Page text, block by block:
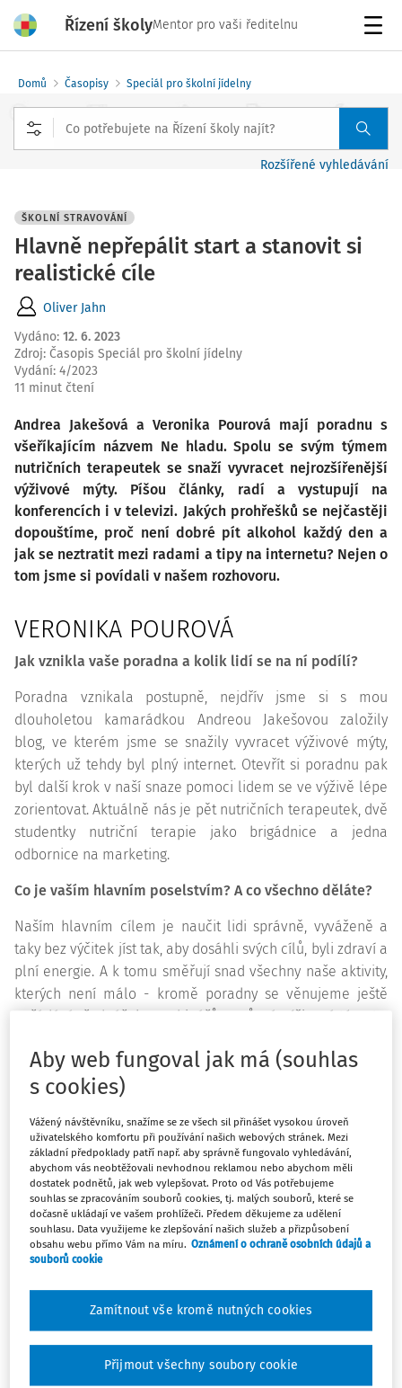
Řízení školyMentor pro vaši ředitelnu
Domů Časopisy Speciál pro školní jídelny
Rozšířené vyhledávání
ŠKOLNÍ STRAVOVÁNÍ
Hlavně nepřepálit start a stanovit si
realistické cíle
Oliver Jahn
Vydáno: 12. 6. 2023
Zdroj: Časopis Speciál pro školní jídelny
Vydání: 4/2023
11 minut čtení
Andrea Jakešová a Veronika Pourová mají poradnu s
všeříkajícím názvem Ne hladu. Spolu se svým týmem
nutričních terapeutek se snaží vyvracet nejrozšířenější
výživové mýty. Píšou články, radí a vystupují na
konferencích i v televizi. Jakých prohřešků se nejčastěji
dopouštíme, proč není dobré pít alkohol každý den a
jak se neztratit mezi radami a tipy na internetu? Nejen o
tom jsme si povídali v našem rozhovoru.
VERONIKA POUROVÁ
Jak vznikla vaše poradna a kolik lidí se na ní podílí?
Poradna vznikala postupně, nejdřív jsme si s mou
dlouholetou kamarádkou Andreou Jakešovou založily
blog, ve kterém jsme se snažily vyvracet výživové mýty,
kterých už tehdy byl plný internet. Otevřít si poradnu pak
byl další krok v naší snaze pomoci lidem se ve výživě lépe
zorientovat. Aktuálně nás je pět nutričních terapeutek, dvě
studentky nutriční terapie jako brigádnice a jedna
odbornice na marketing.
Co je vaším hlavním poselstvím? A co všechno děláte?
Naším hlavním cílem je naučit lidi správně, vyváženě a
taky bez výčitek jíst tak, aby dosáhli svých cílů, byli zdraví a
plní energie. A k tomu směřují snad všechny naše aktivity,
kterých není málo - kromě poradny se věnujeme ještě
pořádání přednášek a webinářů na různá výživová témata,
jednu teoretickouO výživěa druhou kuchařkuVyváženě
poslední době také navazujeme spolupráce s dalšími
často v cestě za zdravějším jídelníčkem narazí i na
přidružené problémy.
Komu všemu poradenství nabízíte?
Dospělým, dětem, seniorům, lidem s potravinovými
alergiemi, sportovcům, hubnoucím i přibírajícím jedincům
- zkrátka všem, kteří potřebují jakkoliv poradit s výživou. V
našem týmu se i různě specializujeme, některé z nás se
věnují poruchám příjmu potravy, jiné zase třeba výživě dětí
nebo potravinovým alergiím. S hubnutím poradí všechny z
Aby web fungoval jak má (souhlas
s cookies)
Vážený návštěvníku, snažíme se ze všech sil přinášet vysokou úroveň
uživatelského komfortu při používání našich webových stránek. Mezi
základní předpoklady patří např. aby správně fungovalo vyhledávání,
abychom vás neobtěžovali nevhodnou reklamou nebo abychom měli
dostatek podnětů, jak web vylepšovat. Proto od Vás potřebujeme
souhlas se zpracováním souborů cookies, tj. malých souborů, které se
dočasně ukládají ve vašem prohlížeči. Předem děkujeme za udělení
souhlasu. Data využijeme ke zlepšování našich služeb a přizpůsobení
obsahu webu přímo Vám na míru. Oznámení o ochraně osobních údajů a
souborů cookie
Zamítnout vše kromě nutných cookies
Přijmout všechny soubory cookie